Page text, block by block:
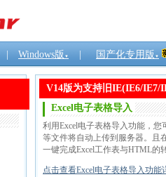
Windows版 ▼ 国产化专用版 ▼
V14版为支持旧IE(IE6/IE7/
Excel电子表格导入
利用Excel电子表格导入功能，
等文件将自动上传到服务器。且
一键完成Excel工作表与HTML的
点击查看Excel电子表格导入功能